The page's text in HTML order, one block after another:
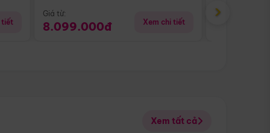
tiết
Giá từ:
8.099.000đ Xem chi tiết
Giá từ:
›
Xem tất cả
Điểm nổi bật